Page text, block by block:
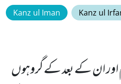
Kanz ul Iman Kanz ul
ان کے بعد کے گروہوں